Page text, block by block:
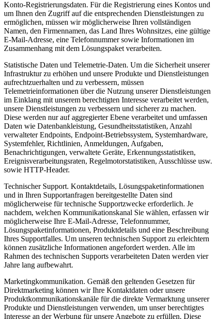
Konto-Registrierungsdaten. Für die Registrierung eines Kontos und
um Ihnen den Zugriff auf die entsprechenden Dienstleistungen zu
ermöglichen, müssen wir möglicherweise Ihren vollständigen
Namen, den Firmennamen, das Land Ihres Wohnsitzes, eine gültige
E-Mail-Adresse, eine Telefonnummer sowie Informationen im
Zusammenhang mit dem Lösungspaket verarbeiten.
Statistische Daten und Telemetrie-Daten. Um die Sicherheit unserer
Infrastruktur zu erhöhen und unsere Produkte und Dienstleistungen
aufrechtzuerhalten und zu verbessern, müssen
Telemetrieinformationen über die Nutzung unserer Dienstleistungen
im Einklang mit unserem berechtigten Interesse verarbeitet werden,
unsere Dienstleistungen zu verbessern und sicherer zu machen.
Diese werden nur auf aggregierter Ebene verarbeitet und umfassen
Daten wie Datenbankleistung, Gesundheitsstatistiken, Anzahl
verwalteter Endpoints, Endpoint-Betriebssystem, Systemhardware,
Systemfehler, Richtlinien, Anmeldungen, Aufgaben,
Benachrichtigungen, verwaltete Geräte, Erkennungsstatistiken,
Ereignisverarbeitungsraten, Regelmotorstatistiken, Ausschlüsse usw.
sowie HTTP-Header.
Technischer Support. Kontaktdetails, Lösungspaketinformationen
und in Ihren Supportanfragen bereitgestellte Daten sind
möglicherweise für technische Supportzwecke erforderlich. Je
nachdem, welchen Kommunikationskanal Sie wählen, erfassen wir
möglicherweise Ihre E-Mail-Adresse, Telefonnummer,
Lösungspaketinformationen, Produktdetails und eine Beschreibung
Ihres Supportfalles. Um unseren technischen Support zu erleichtern
können zusätzliche Informationen angefordert werden. Alle im
Rahmen des technischen Supports verarbeiteten Daten werden vier
Jahre lang aufbewahrt.
Marketingkommunikation. Gemäß den geltenden Gesetzen für
Direktmarketing können wir Ihre Kontaktdaten oder unsere
Produktkommunikationskanäle für die direkte Vermarktung unserer
Produkte und Dienstleistungen verwenden, um unser berechtigtes
Interesse an der Werbung für unsere Angebote zu erfüllen. Diese